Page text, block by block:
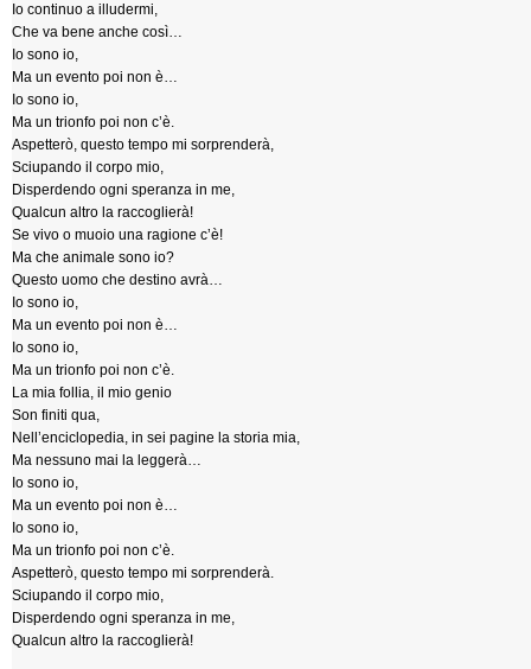
Io continuo a illudermi,
Che va bene anche così…
Io sono io,
Ma un evento poi non è…
Io sono io,
Ma un trionfo poi non c’è.
Aspetterò, questo tempo mi sorprenderà,
Sciupando il corpo mio,
Disperdendo ogni speranza in me,
Qualcun altro la raccoglierà!
Se vivo o muoio una ragione c’è!
Ma che animale sono io?
Questo uomo che destino avrà…
Io sono io,
Ma un evento poi non è…
Io sono io,
Ma un trionfo poi non c’è.
La mia follia, il mio genio
Son finiti qua,
Nell’enciclopedia, in sei pagine la storia mia,
Ma nessuno mai la leggerà…
Io sono io,
Ma un evento poi non è…
Io sono io,
Ma un trionfo poi non c’è.
Aspetterò, questo tempo mi sorprenderà.
Sciupando il corpo mio,
Disperdendo ogni speranza in me,
Qualcun altro la raccoglierà!